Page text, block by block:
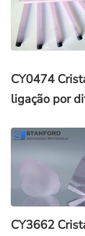
CY0474
ligação por
CY3662